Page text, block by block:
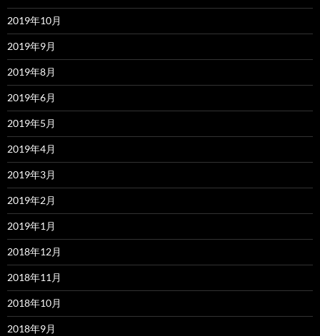
2019年10月
2019年9月
2019年8月
2019年6月
2019年5月
2019年4月
2019年3月
2019年2月
2019年1月
2018年12月
2018年11月
2018年10月
2018年9月